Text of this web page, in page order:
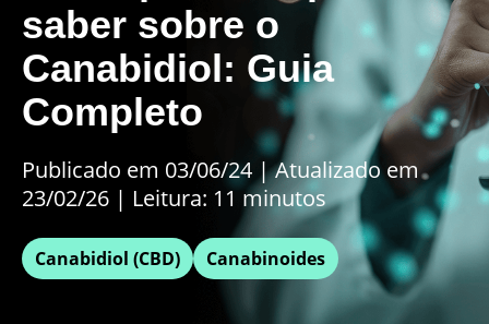
saber sobre o
Canabidiol: Guia
Completo
Publicado em 03/06/24 |Atualizado em
23/02/26 | Leitura: 11 minutos
Canabidiol (CBD) Canabinoides